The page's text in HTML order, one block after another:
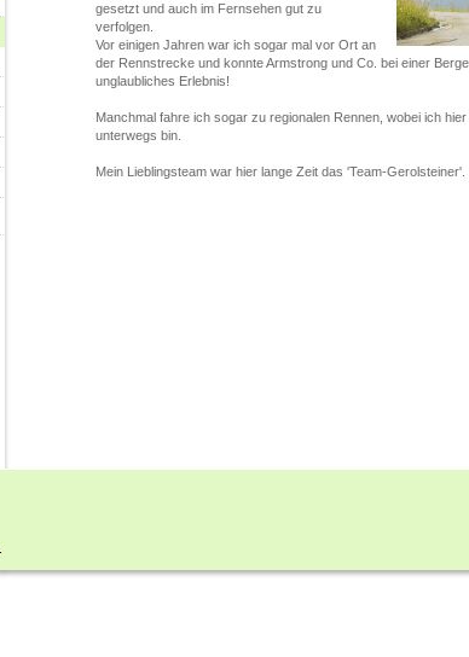
gesetzt und auch im Fernsehen gut zu
verfolgen.
Vor einigen Jahren war ich sogar mal vor Ort an
der Rennstrecke und konnte Armstrong und Co. bei einer
unglaubliches Erlebnis!
Manchmal fahre ich sogar zu regionalen Rennen, wobei ich
unterwegs bin.
Mein Lieblingsteam war hier lange Zeit das 'Team-Gerolsteiner'.